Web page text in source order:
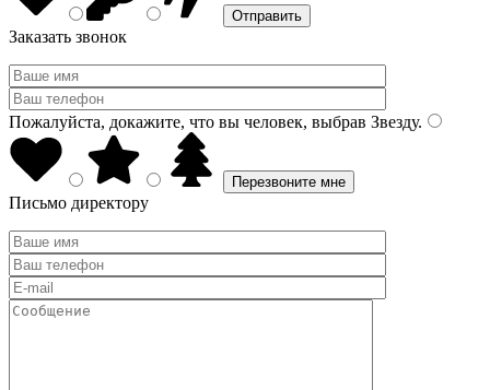
Заказать звонок
Пожалуйста, докажите, что вы человек, выбрав Звезду.
Письмо директору